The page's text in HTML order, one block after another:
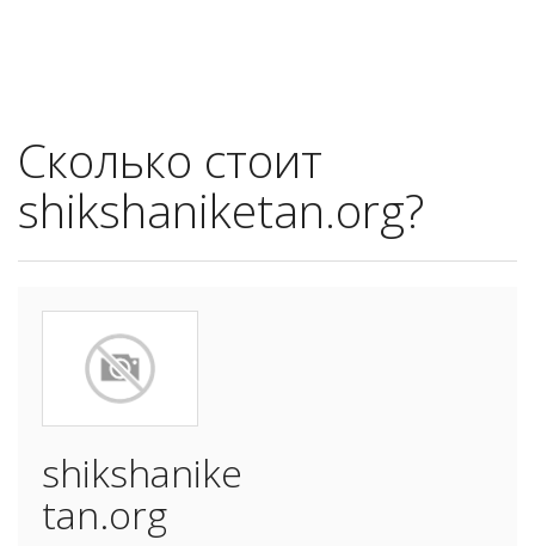
Сколько стоит
shikshaniketan.org?
shikshanike
tan.org